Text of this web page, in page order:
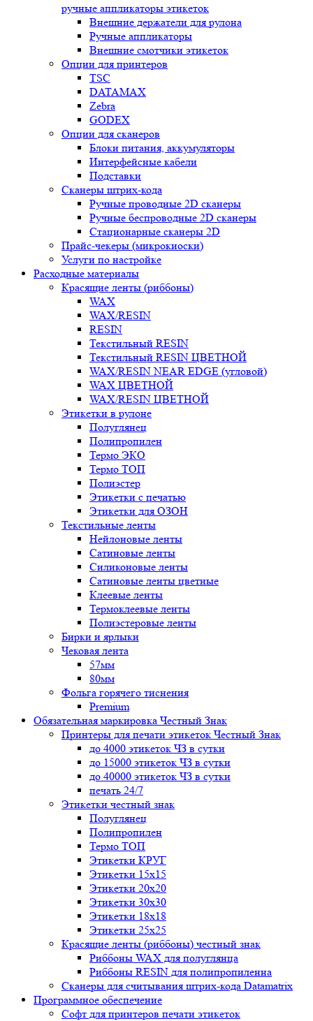
ручные аппликаторы этикеток
Внешние держатели для рулона
Ручные аппликаторы
Внешние смотчики этикеток
Опции для принтеров
TSC
DATAMAX
Zebra
GODEX
Опции для сканеров
Блоки питания, аккумуляторы
Интерфейсные кабели
Подставки
Сканеры штрих-кода
Ручные проводные 2D сканеры
Ручные беспроводные 2D сканеры
Стационарные сканеры 2D
Прайс-чекеры (микрокиоски)
Услуги по настройке
Расходные материалы
Красящие ленты (риббоны)
WAX
WAX/RESIN
RESIN
Текстильный RESIN
Текстильный RESIN ЦВЕТНОЙ
WAX/RESIN NEAR EDGE (угловой)
WAX ЦВЕТНОЙ
WAX/RESIN ЦВЕТНОЙ
Этикетки в рулоне
Полуглянец
Полипропилен
Термо ЭКО
Термо ТОП
Полиэстер
Этикетки с печатью
Этикетки для ОЗОН
Текстильные ленты
Нейлоновые ленты
Сатиновые ленты
Силиконовые ленты
Сатиновые ленты цветные
Клеевые ленты
Термоклеевые ленты
Полиэстеровые ленты
Бирки и ярлыки
Чековая лента
57мм
80мм
Фольга горячего тиснения
Premium
Обязательная маркировка Честный Знак
Принтеры для печати этикеток Честный Знак
до 4000 этикеток ЧЗ в сутки
до 15000 этикеток ЧЗ в сутки
до 40000 этикеток ЧЗ в сутки
печать 24/7
Этикетки честный знак
Полуглянец
Полипропилен
Термо ТОП
Этикетки КРУГ
Этикетки 15х15
Этикетки 20х20
Этикетки 30х30
Этикетки 18х18
Этикетки 25х25
Красящие ленты (риббоны) честный знак
Риббоны WAX для полуглянца
Риббоны RESIN для полипропиленна
Сканеры для считывания штрих-кода Datamatrix
Программное обеспечение
Софт для принтеров печати этикеток